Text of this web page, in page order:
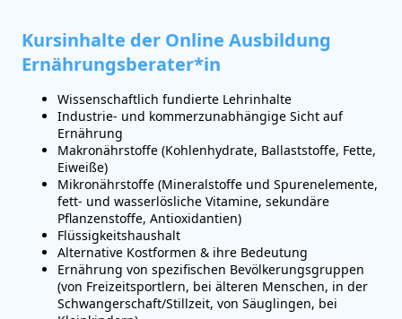
Kursinhalte der Online Ausbildung
Ernährungsberater*in
Wissenschaftlich fundierte Lehrinhalte
Industrie- und kommerzunabhängige Sicht auf
Ernährung
Makronährstoffe (Kohlenhydrate, Ballaststoffe, Fette,
Eiweiße)
Mikronährstoffe (Mineralstoffe und Spurenelemente,
fett- und wasserlösliche Vitamine, sekundäre
Pflanzenstoffe, Antioxidantien)
Flüssigkeitshaushalt
Alternative Kostformen & ihre Bedeutung
Ernährung von spezifischen Bevölkerungsgruppen
(von Freizeitsportlern, bei älteren Menschen, in der
Schwangerschaft/Stillzeit, von Säuglingen, bei